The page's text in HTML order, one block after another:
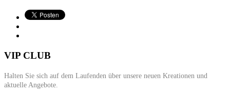
VIP CLUB
Halten Sie sich auf dem Laufenden über unsere neuen Kreationen und
aktuelle Angebote.